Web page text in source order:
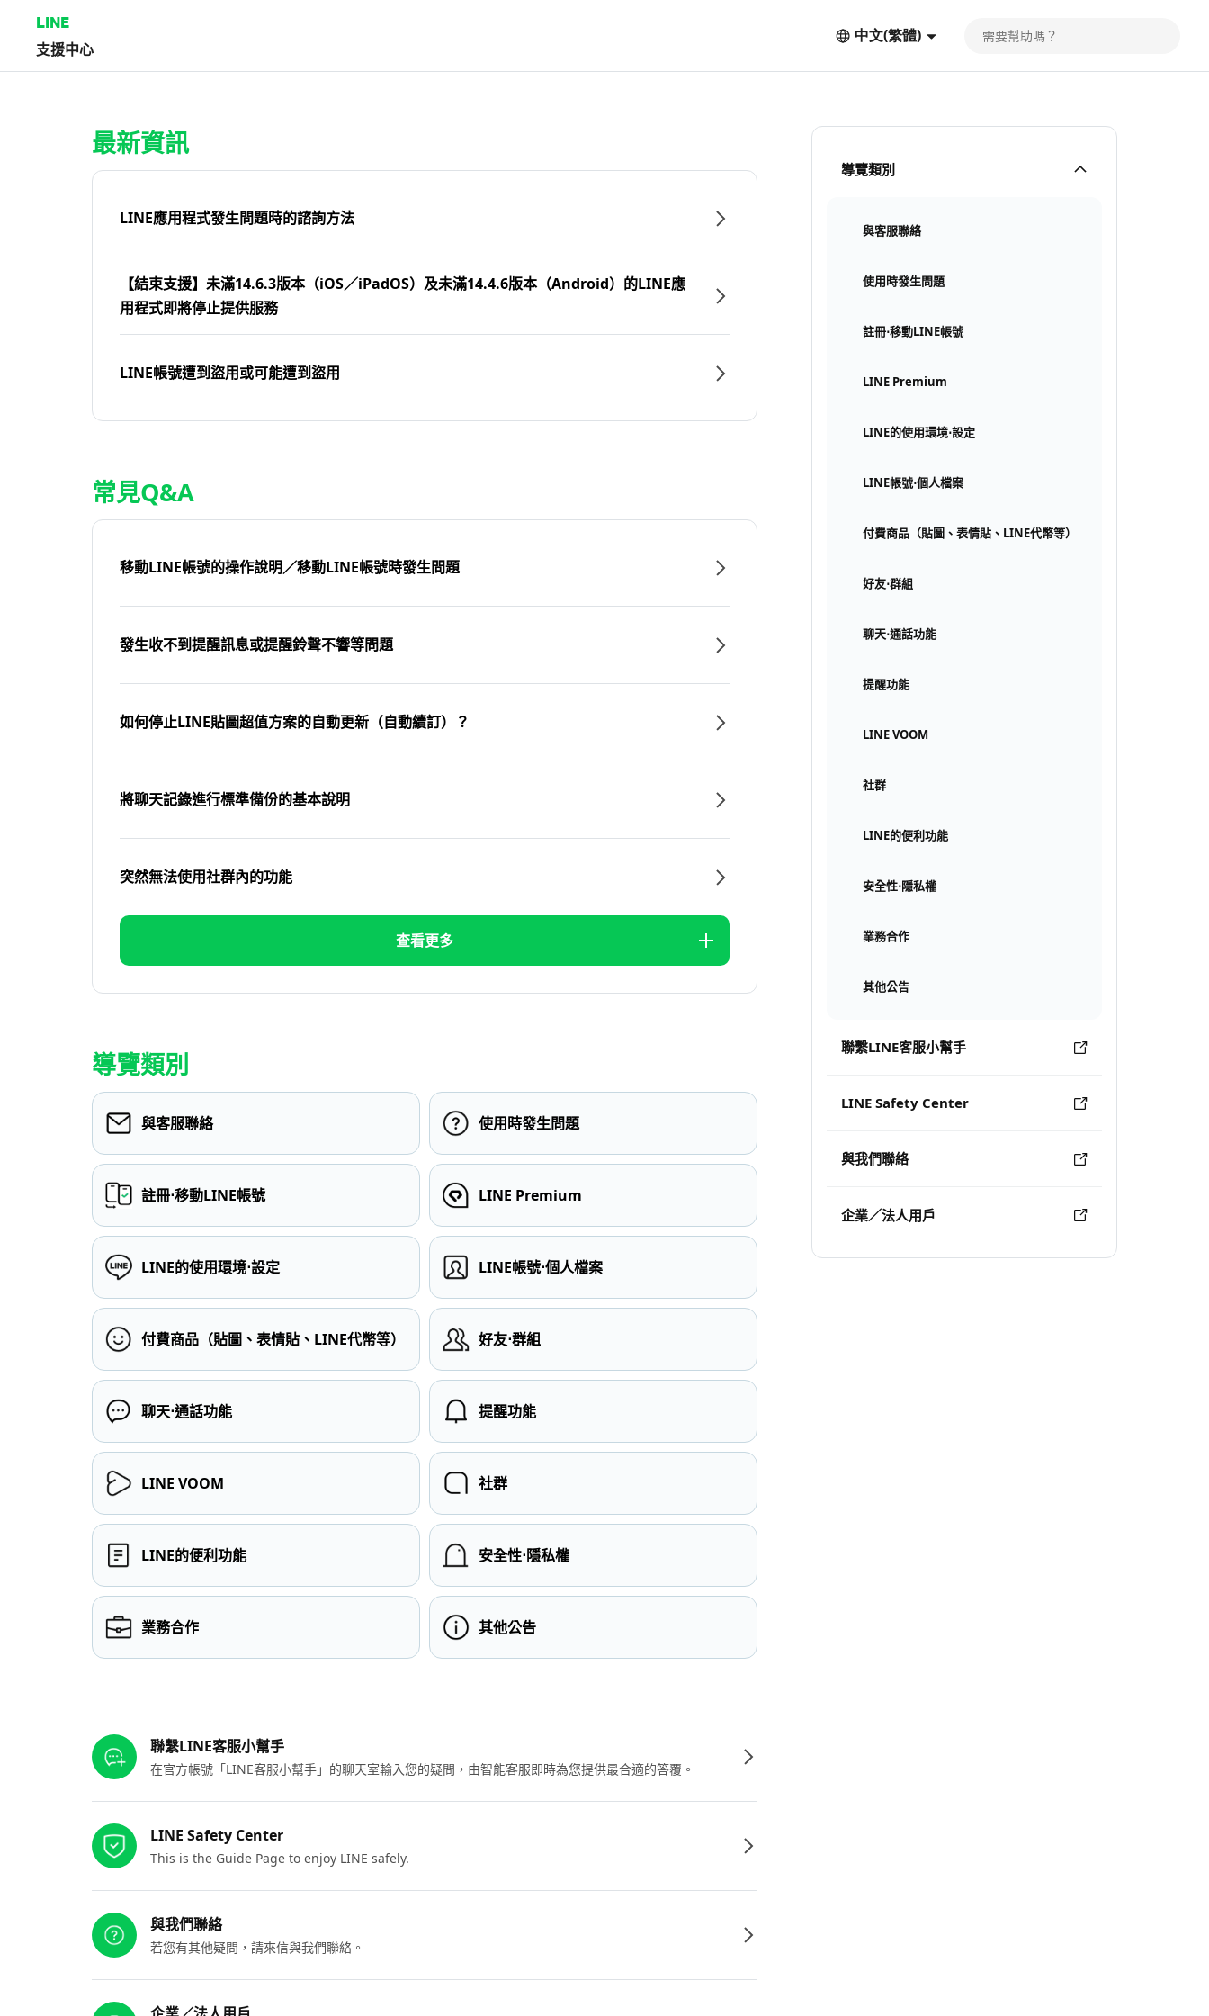
LINE
支援中心
中文(繁體)
導覽類別
與客服聯絡
使用時發生問題
註冊⋅移動LINE帳號
LINE Premium
LINE的使用環境⋅設定
LINE帳號⋅個人檔案
付費商品（貼圖、表情貼、LINE代幣等）
好友⋅群組
聊天⋅通話功能
提醒功能
LINE VOOM
社群
LINE的便利功能
安全性⋅隱私權
業務合作
其他公告
聯繫LINE客服小幫手
LINE Safety Center
與我們聯絡
企業／法人用戶
最新資訊
LINE應用程式發生問題時的諮詢方法
【結束支援】未滿14.6.3版本（iOS／iPadOS）及未滿14.4.6版本（Android）的LINE應
用程式即將停止提供服務
LINE帳號遭到盜用或可能遭到盜用
常見Q&A
移動LINE帳號的操作說明／移動LINE帳號時發生問題
發生收不到提醒訊息或提醒鈴聲不響等問題
如何停止LINE貼圖超值方案的自動更新（自動續訂）？
將聊天記錄進行標準備份的基本說明
突然無法使用社群內的功能
查看更多
導覽類別
與客服聯絡 使用時發生問題
註冊⋅移動LINE帳號 LINE Premium
LINE的使用環境⋅設定 LINE帳號⋅個人檔案
付費商品（貼圖、表情貼、LINE代幣等） 好友⋅群組
聊天⋅通話功能 提醒功能
LINE VOOM 社群
LINE的便利功能 安全性⋅隱私權
業務合作 其他公告
聯繫LINE客服小幫手
在官方帳號「LINE客服小幫手」的聊天室輸入您的疑問，由智能客服即時為您提供最合適的答覆。
LINE Safety Center
This is the Guide Page to enjoy LINE safely.
與我們聯絡
若您有其他疑問，請來信與我們聯絡。